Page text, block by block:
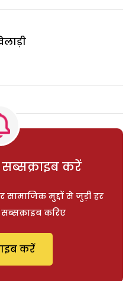
सब्सक्राइब करें
सामाजिक मुद्दों से जुड़ी हर
करिए
करें